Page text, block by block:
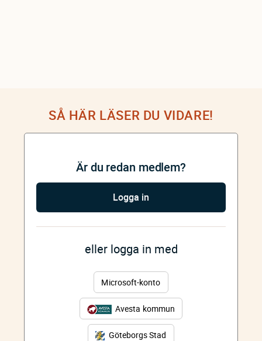
SÅ HÄR LÄSER DU VIDARE!
Är du redan medlem?
Logga in
eller logga in med
Microsoft-konto
Avesta kommun
Göteborgs Stad